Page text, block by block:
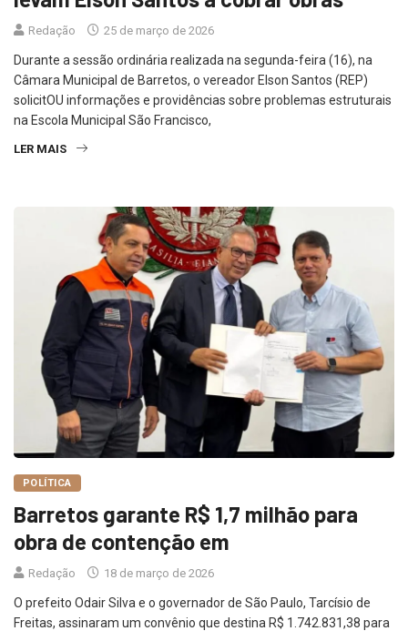
Redação 25 de março de 2026
Durante a sessão ordinária realizada na segunda-feira (16), na
Câmara Municipal de Barretos, o vereador Elson Santos (REP)
solicitOU informações e providências sobre problemas estruturais
na Escola Municipal São Francisco,
LER MAIS
POLÍTICA
Barretos garante R$ 1,7 milhão para
obra de contenção em
Redação 18 de março de 2026
O prefeito Odair Silva e o governador de São Paulo, Tarcísio de
Freitas, assinaram um convênio que destina R$ 1.742.831,38 para
uma obra de contenção de margem no encontro dos córregos